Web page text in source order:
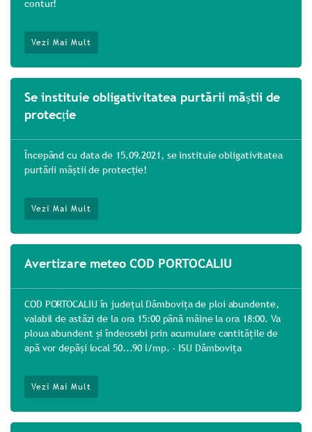
contur!
Vezi Mai Mult
Se instituie obligativitatea purtării măștii de
protecție
Începând cu data de 15.09.2021, se instituie obligativitatea
purtării măștii de protecție!
Vezi Mai Mult
Avertizare meteo COD PORTOCALIU
COD PORTOCALIU în județul Dâmbovița de ploi abundente,
valabil de astăzi de la ora 15:00 până mâine la ora 18:00. Va
ploua abundent și îndeosebi prin acumulare cantitățile de
apă vor depăși local 50...90 l/mp. - ISU Dâmbovița
Vezi Mai Mult